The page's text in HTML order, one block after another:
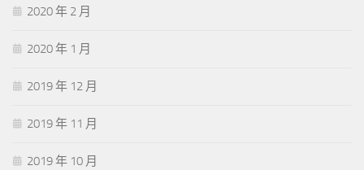
2020 年 2 月
2020 年 1 月
2019 年 12 月
2019 年 11 月
2019 年 10 月